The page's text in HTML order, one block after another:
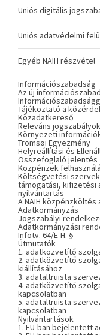
Uniós digitális
Uniós adatvédelmi
Egyéb NAIH részvétel
Információszabadság
Az új
Tájékoztató a
Közadatkereső
Releváns jogszabályok
Környezeti
Tromsøi Egyezmény
Helyreállítási és
Összefoglaló jelentés
Közpénzek
Költségvetési
támogatási, kifizetési
nyilvántartás
A NAIH
Adatkormányzás
Jogszabályi
Adatkormányzási
Infotv. 64/E-H. §
Útmutatók
1. adatközvetítő
2. adatközvetítő
kiállításához
3. adataltruista
4. adatközvetítő
kapcsolatban
5. adataltruista
kapcsolatban
Nyilvántartások
1. EU-ban bejelentett